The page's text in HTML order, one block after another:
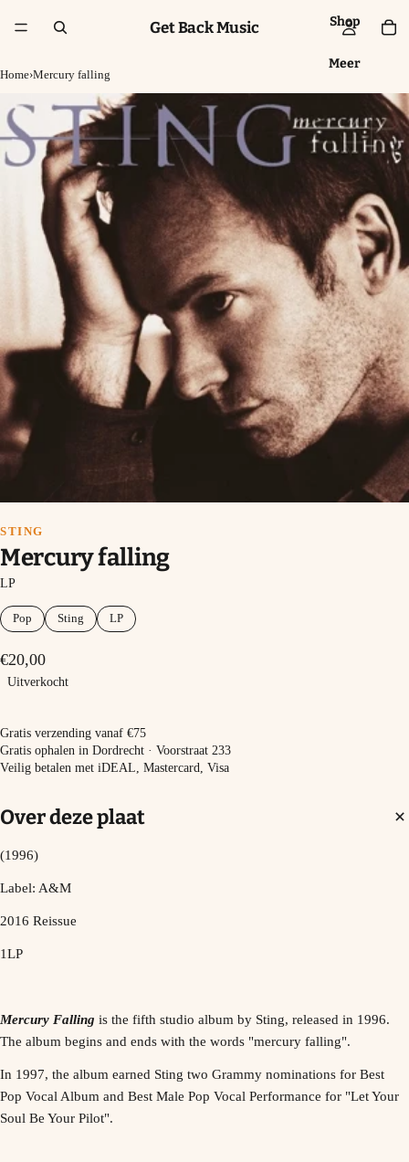
Shop
Meer
Get Back Music
Home›Mercury falling
STING
Mercury falling
LP
Pop Sting LP
€20,00
Uitverkocht
Uitverkocht
Gratis verzending vanaf €75
Gratis ophalen in Dordrecht · Voorstraat 233
Veilig betalen met iDEAL, Mastercard, Visa
Over deze plaat
(1996)
Label: A&M
2016 Reissue
1LP
Mercury Falling is the fifth studio album by Sting, released in 1996.
The album begins and ends with the words "mercury falling".
In 1997, the album earned Sting two Grammy nominations for Best
Pop Vocal Album and Best Male Pop Vocal Performance for "Let Your
Soul Be Your Pilot".